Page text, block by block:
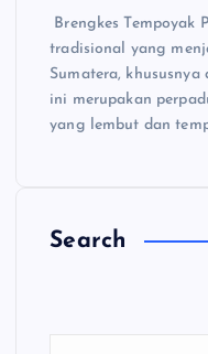
Brengkes Tempoyak
tradisional yang
Sumatera,
ini merupakan
yang lembut dan
Search